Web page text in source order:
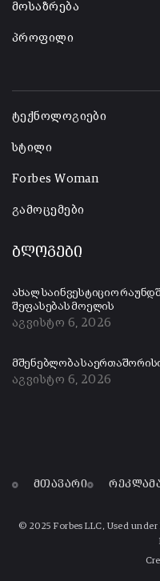
მოსაზრება
პროფილი
ტექნოლოგიები
სტილი
Forbes Woman
გამოცემები
ბლოგები
ახალ საინვესტიციო
შეფასებას მოელის
აგვისტო 6, 2026
მშენებლობა
აგვისტო 6, 2026
მთავარი
© 2025 Forbes LLC, Used